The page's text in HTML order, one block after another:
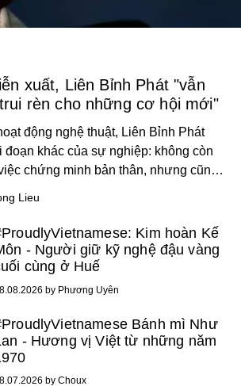
xuất, Liên Bỉnh Phát "vẫn
rèn cho những cơ hội mới"
động nghệ thuật, Liên Bỉnh Phát
đoạn khác của sự nghiệp: không còn
chứng minh bản thân, nhưng cũng
nửa đầu 2026 đến hành trình trở lại
, nam diễn viên nhìn công việc
tĩnh hơn. Anh tiếp tục học hỏi, trau
vai diễn đủ sức đưa mình đến
Ở tuổi ngoài 30, điều anh theo đuổi
Lieu
Kim hoàn Kế
- Người giữ kỹ nghệ đậu vàng
cùng ở Huế
by Phương Uyên
Bánh mì Như
- Hương vị Việt từ những năm
by Choux